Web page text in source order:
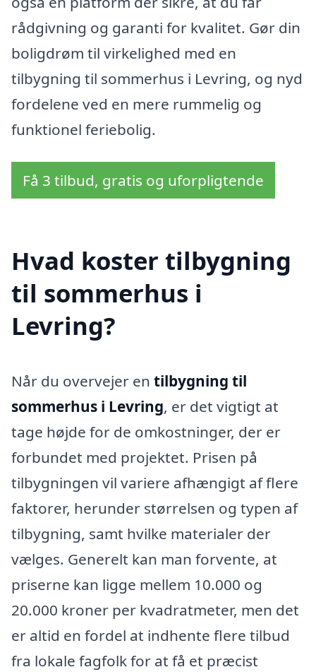
rådgivning og garanti for kvalitet. Gør din
boligdrøm til virkelighed med en
tilbygning til sommerhus i Levring, og nyd
fordelene ved en mere rummelig og
funktionel feriebolig.
Få 3 tilbud, gratis og uforpligtende
Hvad koster tilbygning
til sommerhus i
Levring?
Når du overvejer en tilbygning til
sommerhus i Levring, er det vigtigt at
tage højde for de omkostninger, der er
forbundet med projektet. Prisen på
tilbygningen vil variere afhængigt af flere
faktorer, herunder størrelsen og typen af
tilbygning, samt hvilke materialer der
vælges. Generelt kan man forvente, at
priserne kan ligge mellem 10.000 og
20.000 kroner per kvadratmeter, men det
er altid en fordel at indhente flere tilbud
fra lokale fagfolk for at få et præcist